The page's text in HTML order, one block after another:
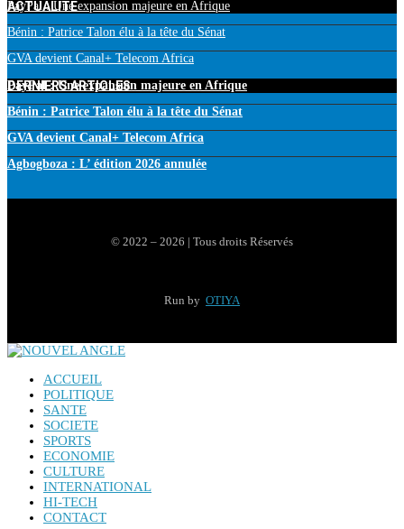
ACTUALITE
PayPal : Une expansion majeure en Afrique
Bénin : Patrice Talon élu à la tête du Sénat
GVA devient Canal+ Telecom Africa
DERNIERS ARTICLES
PayPal : Une expansion majeure en Afrique
Bénin : Patrice Talon élu à la tête du Sénat
GVA devient Canal+ Telecom Africa
Agbogboza : L’ édition 2026 annulée
© 2022 – 2026 | Tous droits Réservés
Run by OTIYA
ACCUEIL
POLITIQUE
SANTE
SOCIETE
SPORTS
ECONOMIE
CULTURE
INTERNATIONAL
HI-TECH
CONTACT